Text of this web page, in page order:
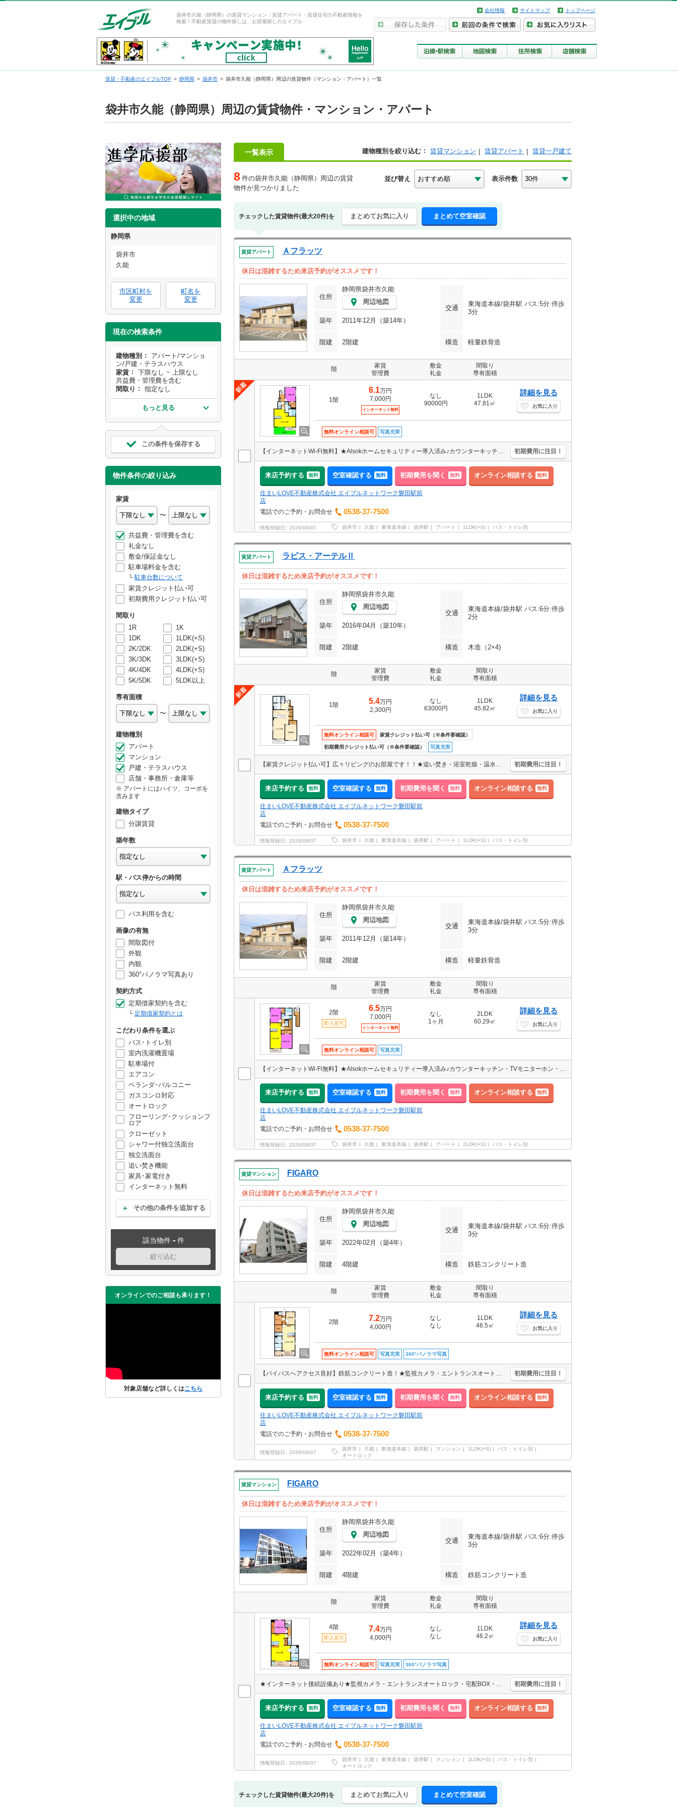
袋井市久能（静岡県）の賃貸マンション・賃貸アパート・賃貸住宅の不動産情報を
検索！不動産賃貸の物件探しは、お部屋探しのエイブル
会社情報 サイトマップ トップページ
賃貸・不動産のエイブルTOP 静岡県 袋井市 袋井市久能（静岡県）周辺の賃貸物件（マンション・アパート）一覧
袋井市久能（静岡県）周辺の賃貸物件・マンション・アパート
選択中の地域
静岡県
袋井市
久能
市区町村を
変更
町名を
変更
現在の検索条件
建物種別
アパート/マンショ
ン/戸建・テラスハウス
家賃
下限なし ~ 上限なし
共益費・管理費を含む
間取り
指定なし
もっと見る
この条件を保存する
物件条件の絞り込み
家賃
〜
共益費・管理費を含む
礼金なし
敷金/保証金なし
駐車場料金を含む
駐車台数について
家賃クレジット払い可
初期費用クレジット払い可
間取り
1R
1K
1DK
1LDK(+S)
2K/2DK
2LDK(+S)
3K/3DK
3LDK(+S)
4K/4DK
4LDK(+S)
5K/5DK
5LDK以上
専有面積
〜
建物種別
アパート
マンション
戸建・テラスハウス
店舗・事務所・倉庫等
アパートにはハイツ、コーポを
含みます
建物タイプ
分譲賃貸
築年数
駅・バス停からの時間
バス利用を含む
画像の有無
間取図付
外観
内観
360°パノラマ写真あり
契約方式
定期借家契約を含む
定期借家契約とは
こだわり条件を選ぶ
バス･トイレ別
室内洗濯機置場
駐車場付
エアコン
ベランダ･バルコニー
ガスコンロ対応
オートロック
フローリング･クッションフ
ロア
クローゼット
シャワー付独立洗面台
独立洗面台
追い焚き機能
家具･家電付き
インターネット無料
その他の条件を追加する
該当物件 - 件
絞り込む
オンラインでのご相談も承ります！
対象店舗など詳しくはこちら
一覧表示 建物種別を絞り込む 賃貸マンション 賃貸アパート 賃貸一戸建て
8 件の袋井市久能（静岡県）周辺の賃貸
物件が見つかりました
並び替え 表示件数
チェックした賃貸物件(最大20件)を まとめてお気に入り まとめて空室確認
賃貸アパート Ａフラッツ
休日は混雑するため来店予約がオススメです！
住所
静岡県袋井市久能
周辺地図
交通
東海道本線/袋井駅 バス:5分:停歩
3分
築年
2011年12月（築14年）
階建 2階建 構造 軽量鉄骨造
階
家賃
管理費
敷金
礼金
間取り
専有面積
1階
6.1万円
7,000円
インターネット無料
なし
90000円
1LDK
47.81㎡
詳細を見る
お気に入り
無料オンライン相談可 写真充実
【インターネットWi-Fi無料】★Alsokホームセキュリティー導入済み♪カウンターキッチン・TVモニターホン・追い焚き・一坪風呂・シャワートイレ・エアコン付き！バイパスへアクセス良好！磐田・掛川方面へご通勤の方にもおススメ★ 初期費用に注目！
来店予約する 無料 空室確認する 無料 初期費用を聞く 無料 オンライン相談する 無料
住まいLOVE不動産株式会社 エイブルネットワーク磐田駅前
店
電話でのご予約・お問合せ
0538-37-7500
情報登録日 2026/08/07 袋井市 久能 東海道本線 袋井駅 アパート 1LDK(+S) バス・トイレ別
賃貸アパート ラピス・アーテルⅡ
休日は混雑するため来店予約がオススメです！
住所
静岡県袋井市久能
周辺地図
交通
東海道本線/袋井駅 バス:6分:停歩
2分
築年
2016年04月（築10年）
階建 2階建 構造 木造（2×4)
階
家賃
管理費
敷金
礼金
間取り
専有面積
1階 5.4万円
2,300円
なし
63000円
1LDK
45.82㎡
詳細を見る
お気に入り
無料オンライン相談可 家賃クレジット払い可（※条件要確認）
初期費用クレジット払い可（※条件要確認） 写真充実
【家賃クレジット払い可】広々リビングのお部屋です！！★追い焚き・浴室乾燥・温水洗浄便座・TVインターホン・エアコン付き★ 初期費用に注目！
来店予約する 無料 空室確認する 無料 初期費用を聞く 無料 オンライン相談する 無料
住まいLOVE不動産株式会社 エイブルネットワーク磐田駅前
店
電話でのご予約・お問合せ
0538-37-7500
情報登録日 2026/08/07 袋井市 久能 東海道本線 袋井駅 アパート 1LDK(+S) バス・トイレ別
賃貸アパート Ａフラッツ
休日は混雑するため来店予約がオススメです！
住所
静岡県袋井市久能
周辺地図
交通
東海道本線/袋井駅 バス:5分:停歩
3分
築年
2011年12月（築14年）
階建 2階建 構造 軽量鉄骨造
階
家賃
管理費
敷金
礼金
間取り
専有面積
2階
即入居可
6.5万円
7,000円
インターネット無料
なし
1ヶ月
2LDK
60.29㎡
詳細を見る
お気に入り
無料オンライン相談可 写真充実
【インターネットWi-Fi無料】★Alsokホームセキュリティー導入済み♪カウンターキッチン・TVモニターホン・追い焚き・一坪風呂・シャワートイレ・エアコン付き！バイパスへアクセス良好！磐田・掛川方面へご通勤の方にもおススメ★
来店予約する 無料 空室確認する 無料 初期費用を聞く 無料 オンライン相談する 無料
住まいLOVE不動産株式会社 エイブルネットワーク磐田駅前
店
電話でのご予約・お問合せ
0538-37-7500
情報登録日 2026/08/07 袋井市 久能 東海道本線 袋井駅 アパート 2LDK(+S) バス・トイレ別
賃貸マンション FIGARO
休日は混雑するため来店予約がオススメです！
住所
静岡県袋井市久能
周辺地図
交通
東海道本線/袋井駅 バス:6分:停歩
3分
築年
2022年02月（築4年）
階建 4階建 構造 鉄筋コンクリート造
階
家賃
管理費
敷金
礼金
間取り
専有面積
2階 7.2万円
4,000円
なし
なし
1LDK
46.5㎡
詳細を見る
お気に入り
無料オンライン相談可 写真充実 360°パノラマ写真
【バイパスへアクセス良好】鉄筋コンクリート造！★監視カメラ・エントランスオートロック・エアコン２基・浴室乾燥・追い焚きなど人気設備充実♪周辺コンビニ・スーパー・ドラッグストアがありお買い物便利★ 初期費用に注目！
来店予約する 無料 空室確認する 無料 初期費用を聞く 無料 オンライン相談する 無料
住まいLOVE不動産株式会社 エイブルネットワーク磐田駅前
店
電話でのご予約・お問合せ
0538-37-7500
情報登録日 2026/08/07
袋井市 久能 東海道本線 袋井駅 マンション 1LDK(+S)
バス・トイレ別
オートロック
賃貸マンション FIGARO
休日は混雑するため来店予約がオススメです！
住所
静岡県袋井市久能
周辺地図
交通
東海道本線/袋井駅 バス:6分:停歩
3分
築年
2022年02月（築4年）
階建 4階建 構造 鉄筋コンクリート造
階
家賃
管理費
敷金
礼金
間取り
専有面積
4階
即入居可
7.4万円
4,000円
なし
なし
1LDK
46.2㎡
詳細を見る
お気に入り
無料オンライン相談可 写真充実 360°パノラマ写真
★インターネット接続設備あり★監視カメラ・エントランスオートロック・宅配BOX・エアコン２基・浴室乾燥・追い焚きなど人気設備充実♪♪ 初期費用に注目！
来店予約する 無料 空室確認する 無料 初期費用を聞く 無料 オンライン相談する 無料
住まいLOVE不動産株式会社 エイブルネットワーク磐田駅前
店
電話でのご予約・お問合せ
0538-37-7500
情報登録日 2026/08/07
袋井市 久能 東海道本線 袋井駅 マンション 1LDK(+S)
バス・トイレ別
オートロック
チェックした賃貸物件(最大20件)を まとめてお気に入り まとめて空室確認